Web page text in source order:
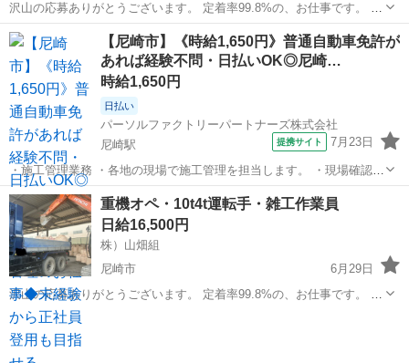
沢山の応募ありがとうございます。 定着率99.8%の、お仕事です。 各
分野で1人ずつ採用枠空いております。 ジモティ募集から5人来てま
す！（内、外国の方２人） ※絶賛女性作業員も活躍中※ 業務内容 ：
工場プラント補助運転 ...
兵庫 その他 重機
【尼崎市】《時給1,650円》普通自動車免許が
あれば経験不問・日払いOK◎尼崎…
時給1,650円
日払い
パーソルファクトリーパートナーズ株式会社
尼崎駅
提携サイト 7月23日
・施工管理業務 ・各地の現場で施工管理を担当します。 ・現場確認や
進捗報告、荷受けなどを行います。 ・未経験OK!普通自動車免許があ
ればすぐに始められます。 ※北海道から沖縄まで、全国各地へ出張し
ます。 ・紹介予定派遣の求...
兵庫 尼崎市 尼崎駅 その他
重機オペ・10t4t運転手・雑工作業員
日給16,500円
株）山畑組
尼崎市
6月29日
沢山の応募ありがとうございます。 定着率99.8%の、お仕事です。 各
分野で1人ずつ採用枠空いております。 ジモティ募集から5人来てま
す！（内、外国の方２人） ※絶賛女性作業員も活躍中※ 業務内容 ：
工場プラント補助運転 ...
兵庫 尼崎市